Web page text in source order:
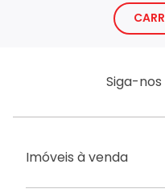
Siga-nos
Imóveis à venda